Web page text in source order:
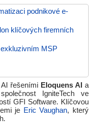
podnikové e-
klíčových firemních
MSP
řešeními Eloquens AI
a
IgniteTech ve
GFI Software. Klíčovou
je Eric Vaughan, který